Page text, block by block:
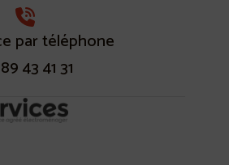
par téléphone
43 41 31